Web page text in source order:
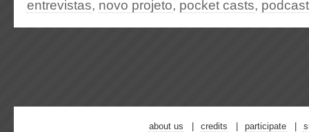
entrevistas, novo projeto, pocket casts, podcast
about us credits participate